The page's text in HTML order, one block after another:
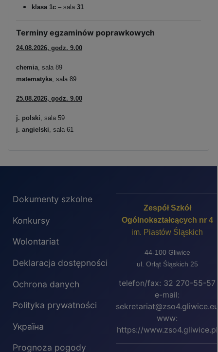
klasa 1c – sala 31
Terminy egzaminów poprawkowych
24.08.2026, godz. 9.00
chemia, sala 89
matematyka, sala 89
25.08.2026, godz. 9.00
j. polski, sala 59
j. angielski, sala 61
Dokumenty szkolne
Konkursy
Wolontariat
Deklaracja dostępności
Ochrona danych
Polityka prywatności
Україна
Prognoza pogody
Zespół Szkół
Ogólnokształcących nr 4
im. Piastów Śląskich
44-100 Gliwice
ul. Orląt Śląskich 25
telefon/fax: 32 270-55-57
e-mail:
www:
https://www.zso4.gliwice.pl